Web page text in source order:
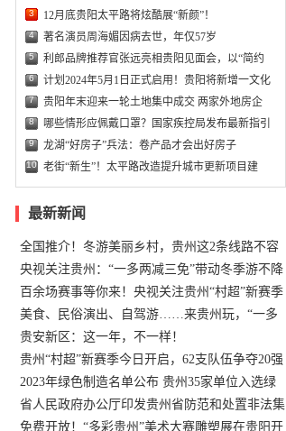
3 12月底贵阳太平路将炫酷展“新颜”！
4 著名演员周海媚因病去世，年仅57岁
5 利郎品牌推荐官张远亮相贵阳见面会，以“简约
6 计划2024年5月1日正式启用！贵阳将新增一文化
7 贵阳年末迎来一轮土地集中成交 两家外地房企
8 哪些情形应佩戴口罩？国家疾控局发布最新指引
9 龙湖“好房子”兵法：卷产品才会出好房子
10 老街“新生”！太平路改造提升城市更新项目建
最新新闻
全国推介！冬游美丽乡村，贵州这2条线路不容
错过
央视关注贵州：“一多两减三免”带动冬季游不降
温
百余场赛事等你来！央视关注贵州“村超”新赛季
正式“打响”
美食、民俗演出、自驾游……来贵州玩，“一多
两减三免”！
贵安新区：这一年，不一样！
贵州“村超”新赛季今日开启，62支队伍争夺20强
名额
2023年绿色制造名单公布 贵州35家单位入选绿
色工厂
省人民政府办公厅印发贵州省防范和处置非法集
资工作实施细则
免费开放！“多彩贵州”美术大赛雕塑展在贵阳开